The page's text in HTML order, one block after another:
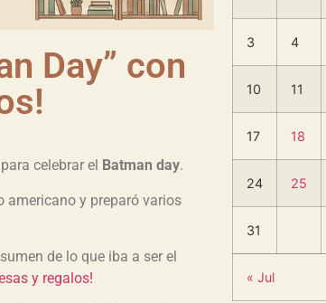
Day” con
celebrar el Batman day.
americano y preparó varios
de lo que iba a ser el
y regalos!
3 4
10 11
17 18
24 25
31
« Jul